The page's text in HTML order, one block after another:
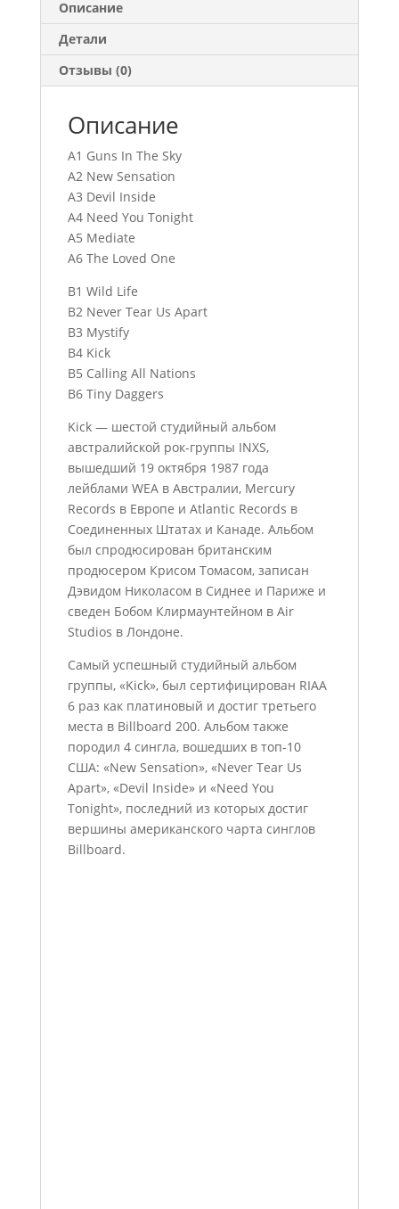
Описание
Детали
Отзывы (0)
Описание
A1 Guns In The Sky
A2 New Sensation
A3 Devil Inside
A4 Need You Tonight
A5 Mediate
A6 The Loved One
B1 Wild Life
B2 Never Tear Us Apart
B3 Mystify
B4 Kick
B5 Calling All Nations
B6 Tiny Daggers
Kick — шестой студийный альбом
австралийской рок-группы INXS,
вышедший 19 октября 1987 года
лейблами WEA в Австралии, Mercury
Records в Европе и Atlantic Records в
Соединенных Штатах и Канаде. Альбом
был спродюсирован британским
продюсером Крисом Томасом, записан
Дэвидом Николасом в Сиднее и Париже и
сведен Бобом Клирмаунтейном в Air
Studios в Лондоне.
Самый успешный студийный альбом
группы, «Kick», был сертифицирован RIAA
6 раз как платиновый и достиг третьего
места в Billboard 200. Альбом также
породил 4 сингла, вошедших в топ-10
США: «New Sensation», «Never Tear Us
Apart», «Devil Inside» и «Need You
Tonight», последний из которых достиг
вершины американского чарта синглов
Billboard.